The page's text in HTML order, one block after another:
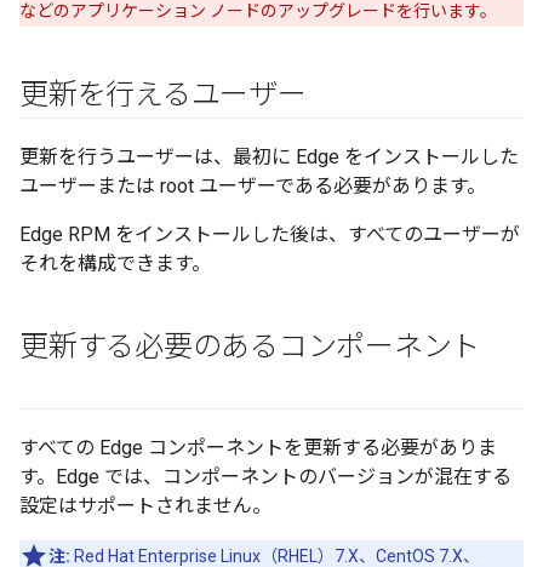
などのアプリケーション ノードのアップグレードを行います。
更新を行えるユーザー
更新を行うユーザーは、最初に Edge をインストールした
ユーザーまたは root ユーザーである必要があります。
Edge RPM をインストールした後は、すべてのユーザーが
それを構成できます。
更新する必要のあるコンポーネント
すべての Edge コンポーネントを更新する必要がありま
す。Edge では、コンポーネントのバージョンが混在する
設定はサポートされません。
注: Red Hat Enterprise Linux（RHEL）7.X、CentOS 7.X、